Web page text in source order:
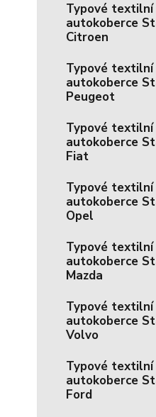
Typové textilní
autokoberce
Citroen
Typové textilní
autokoberce
Peugeot
Typové textilní
autokoberce
Fiat
Typové textilní
autokoberce
Opel
Typové textilní
autokoberce
Mazda
Typové textilní
autokoberce
Volvo
Typové textilní
autokoberce
Ford